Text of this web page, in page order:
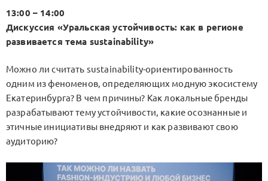
13:00 – 14:00
Дискуссия «Уральская устойчивость: как в регионе
развивается тема sustainability»
Можно ли считать sustainability-ориентированность
одним из феноменов, определяющих модную экосистему
Екатеринбурга? В чем причины? Как локальные бренды
разрабатывают тему устойчивости, какие осознанные и
этичные инициативы внедряют и как развивают свою
аудиторию?